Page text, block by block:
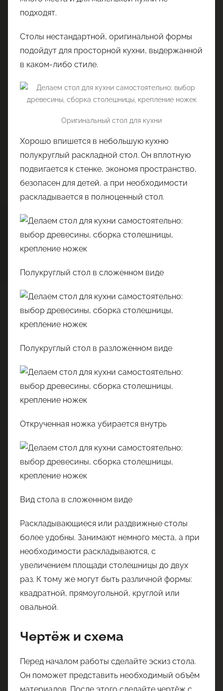
подходят.
Столы нестандартной, оригинальной формы
подойдут для просторной кухни, выдержанной
в каком-либо стиле.
Оригинальный стол для кухни
Хорошо впишется в небольшую кухню
полукруглый раскладной стол. Он вплотную
подвигается к стенке, экономя пространство,
безопасен для детей, а при необходимости
раскладывается в полноценный стол.
Полукруглый стол в сложенном виде
Полукруглый стол в разложенном виде
Открученная ножка убирается внутрь
Вид стола в сложенном виде
Раскладывающиеся или раздвижные столы
более удобны. Занимают немного места, а при
необходимости раскладываются, с
увеличением площади столешницы до двух
раз. К тому же могут быть различной формы:
квадратной, прямоугольной, круглой или
овальной.
Чертёж и схема
Перед началом работы сделайте эскиз стола.
Он поможет представить необходимый объём